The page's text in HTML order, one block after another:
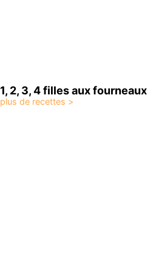
1, 2, 3, 4 filles aux fourneaux